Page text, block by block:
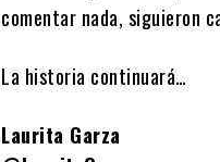
comentar nada, siguieron
La historia continuará…
Laurita Garza